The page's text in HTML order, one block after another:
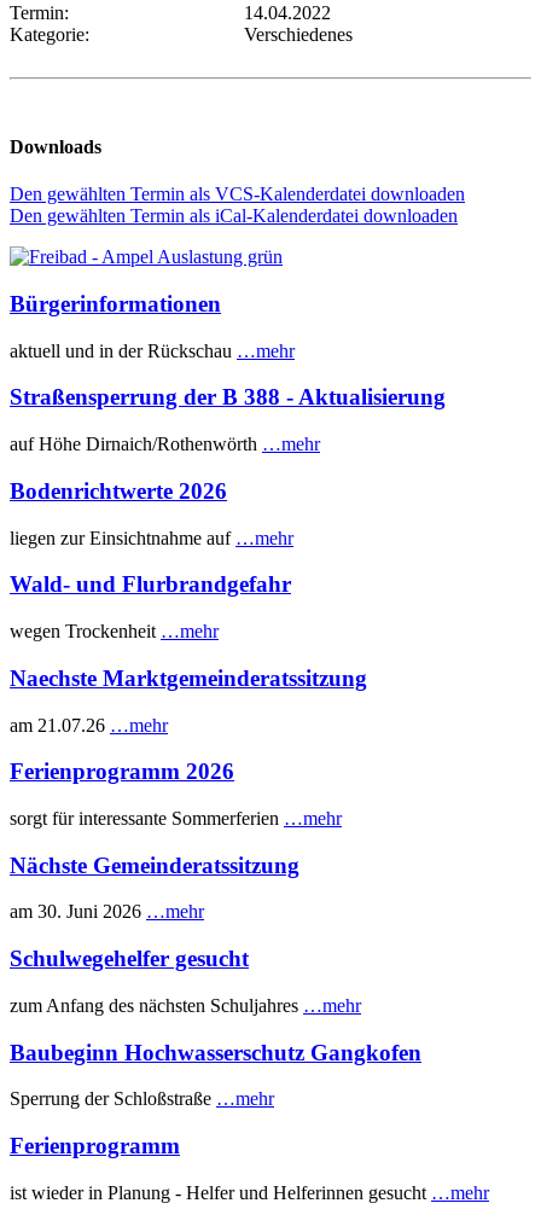
Termin:
14.04.2022
Kategorie:
Verschiedenes
Downloads
Den gewählten Termin als VCS-Kalenderdatei downloaden
Den gewählten Termin als iCal-Kalenderdatei downloaden
Bürgerinformationen
aktuell und in der Rückschau …mehr
Straßensperrung der B 388 - Aktualisierung
auf Höhe Dirnaich/Rothenwörth …mehr
Bodenrichtwerte 2026
liegen zur Einsichtnahme auf …mehr
Wald- und Flurbrandgefahr
wegen Trockenheit …mehr
Naechste Marktgemeinderatssitzung
am 21.07.26 …mehr
Ferienprogramm 2026
sorgt für interessante Sommerferien …mehr
Nächste Gemeinderatssitzung
am 30. Juni 2026 …mehr
Schulwegehelfer gesucht
zum Anfang des nächsten Schuljahres …mehr
Baubeginn Hochwasserschutz Gangkofen
Sperrung der Schloßstraße …mehr
Ferienprogramm
ist wieder in Planung - Helfer und Helferinnen gesucht …mehr